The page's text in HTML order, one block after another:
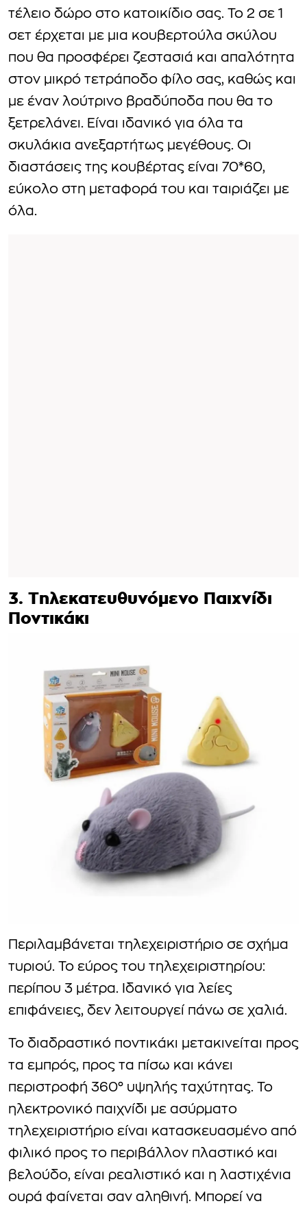
τέλειο δώρο στο κατοικίδιο σας. Το 2 σε 1
σετ έρχεται με μια κουβερτούλα σκύλου
που θα προσφέρει ζεστασιά και απαλότητα
στον μικρό τετράποδο φίλο σας, καθώς και
με έναν λούτρινο βραδύποδα που θα το
ξετρελάνει. Είναι ιδανικό για όλα τα
σκυλάκια ανεξαρτήτως μεγέθους. Οι
διαστάσεις της κουβέρτας είναι 70*60,
εύκολο στη μεταφορά του και ταιριάζει με
όλα.
3. Τηλεκατευθυνόμενο Παιχνίδι
Ποντικάκι
Περιλαμβάνεται τηλεχειριστήριο σε σχήμα
τυριού. Το εύρος του τηλεχειριστηρίου:
περίπου 3 μέτρα. Ιδανικό για λείες
επιφάνειες, δεν λειτουργεί πάνω σε χαλιά.
Το διαδραστικό ποντικάκι μετακινείται προς
τα εμπρός, προς τα πίσω και κάνει
περιστροφή 360° υψηλής ταχύτητας. Το
ηλεκτρονικό παιχνίδι με ασύρματο
τηλεχειριστήριο είναι κατασκευασμένο από
φιλικό προς το περιβάλλον πλαστικό και
βελούδο, είναι ρεαλιστικό και η λαστιχένια
ουρά φαίνεται σαν αληθινή. Μπορεί να